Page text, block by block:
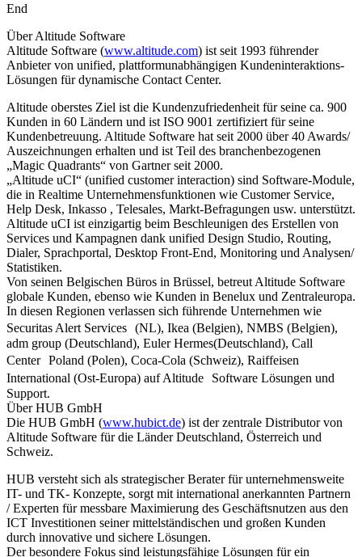
End
Über Altitude Software
Altitude Software (www.altitude.com) ist seit 1993 führender
Anbieter von unified, plattformunabhängigen Kundeninteraktions-
Lösungen für dynamische Contact Center.
Altitude oberstes Ziel ist die Kundenzufriedenheit für seine ca. 900
Kunden in 60 Ländern und ist ISO 9001 zertifiziert für seine
Kundenbetreuung. Altitude Software hat seit 2000 über 40 Awards/
Auszeichnungen erhalten und ist Teil des branchenbezogenen
„Magic Quadrants“ von Gartner seit 2000.
„Altitude uCI“ (unified customer interaction) sind Software-Module,
die in Realtime Unternehmensfunktionen wie Customer Service,
Help Desk, Inkasso , Telesales, Markt-Befragungen usw. unterstützt.
Altitude uCI ist einzigartig beim Beschleunigen des Erstellen von
Services und Kampagnen dank unified Design Studio, Routing,
Dialer, Sprachportal, Desktop Front-End, Monitoring und Analysen/
Statistiken.
Von seinen Belgischen Büros in Brüssel, betreut Altitude Software
globale Kunden, ebenso wie Kunden in Benelux und Zentraleuropa.
In diesen Regionen verlassen sich führende Unternehmen wie
Securitas Alert Services (NL), Ikea (Belgien), NMBS (Belgien),
adm group (Deutschland), Euler Hermes(Deutschland), Call
Center Poland (Polen), Coca-Cola (Schweiz), Raiffeisen
International (Ost-Europa) auf Altitude Software Lösungen und
Support.
Über HUB GmbH
Die HUB GmbH (www.hubict.de) ist der zentrale Distributor von
Altitude Software für die Länder Deutschland, Österreich und
Schweiz.
HUB versteht sich als strategischer Berater für unternehmensweite
IT- und TK- Konzepte, sorgt mit international anerkannten Partnern
/ Experten für messbare Maximierung des Geschäftsnutzen aus den
ICT Investitionen seiner mittelständischen und großen Kunden
durch innovative und sichere Lösungen.
Der besondere Fokus sind leistungsfähige Lösungen für ein